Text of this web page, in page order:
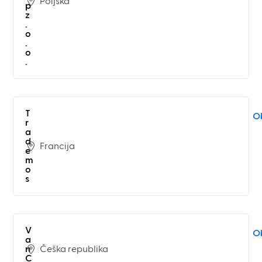
p
z
.
o
.
o
.
T
r
a
d
e
m
o
s
Francija
V
a
n
C
Češka republika